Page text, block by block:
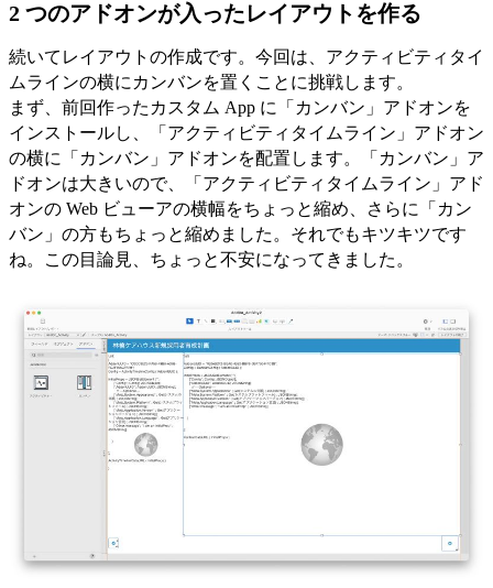
2 つのアドオンが入ったレイアウトを作る
続いてレイアウトの作成です。今回は、アクティビティタイ
ムラインの横にカンバンを置くことに挑戦します。
まず、前回作ったカスタム App に「カンバン」アドオンを
インストールし、「アクティビティタイムライン」アドオン
の横に「カンバン」アドオンを配置します。「カンバン」ア
ドオンは大きいので、「アクティビティタイムライン」アド
オンの Web ビューアの横幅をちょっと縮め、さらに「カン
バン」の方もちょっと縮めました。それでもキツキツです
ね。この目論見、ちょっと不安になってきました。